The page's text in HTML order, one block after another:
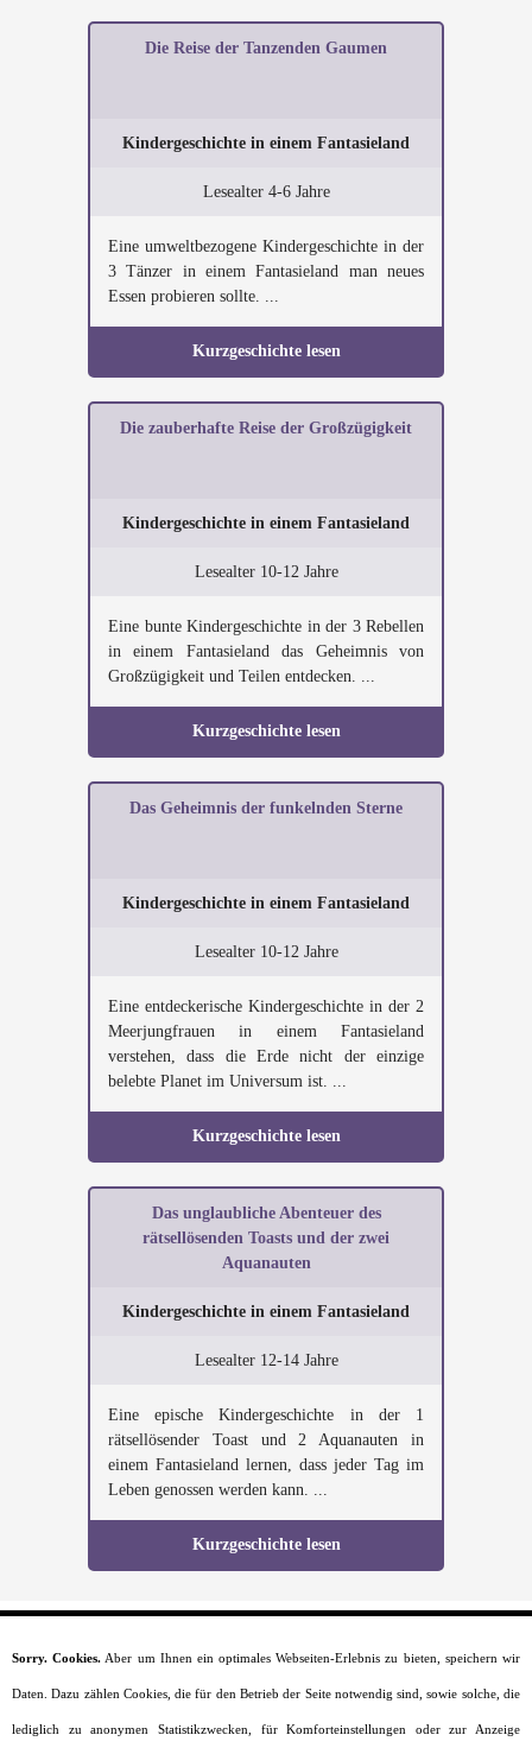
Die Reise der Tanzenden Gaumen
Kindergeschichte in einem Fantasieland
Lesealter 4-6 Jahre
Eine umweltbezogene Kindergeschichte in der
3 Tänzer in einem Fantasieland man neues
Essen probieren sollte. ...
Kurzgeschichte lesen
Die zauberhafte Reise der Großzügigkeit
Kindergeschichte in einem Fantasieland
Lesealter 10-12 Jahre
Eine bunte Kindergeschichte in der 3 Rebellen
in einem Fantasieland das Geheimnis von
Großzügigkeit und Teilen entdecken. ...
Kurzgeschichte lesen
Das Geheimnis der funkelnden Sterne
Kindergeschichte in einem Fantasieland
Lesealter 10-12 Jahre
Eine entdeckerische Kindergeschichte in der 2
Meerjungfrauen in einem Fantasieland
verstehen, dass die Erde nicht der einzige
belebte Planet im Universum ist. ...
Kurzgeschichte lesen
Das unglaubliche Abenteuer des
rätsellösenden Toasts und der zwei
Aquanauten
Kindergeschichte in einem Fantasieland
Lesealter 12-14 Jahre
Eine epische Kindergeschichte in der 1
rätsellösender Toast und 2 Aquanauten in
einem Fantasieland lernen, dass jeder Tag im
Leben genossen werden kann. ...
Kurzgeschichte lesen
Moral
Lesealter
Sorry. Cookies. Aber um Ihnen ein optimales Webseiten-Erlebnis zu bieten, speichern wir
Daten. Dazu zählen Cookies, die für den Betrieb der Seite notwendig sind, sowie solche, die
lediglich zu anonymen Statistikzwecken, für Komforteinstellungen oder zur Anzeige